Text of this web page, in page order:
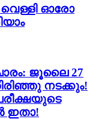
ഓരോ
ജൂലൈ 27
നടക്കും!
ഇതാ!